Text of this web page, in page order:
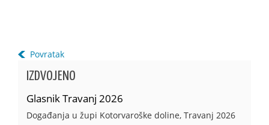
Povratak
IZDVOJENO
Glasnik Travanj 2026
Događanja u župi Kotorvaroške doline, Travanj 2026